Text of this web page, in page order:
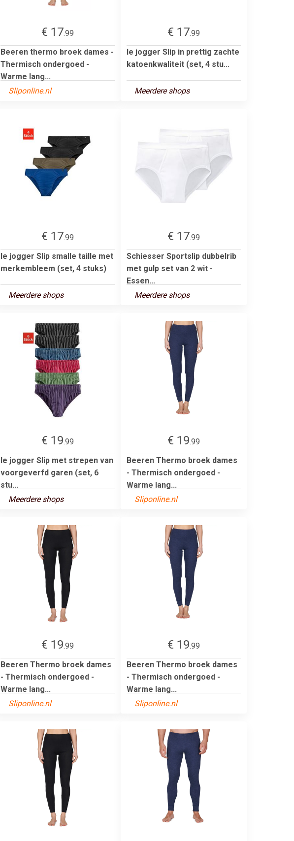
€ 17.99
Beeren thermo broek dames -
Thermisch ondergoed -
Warme lang...
Sliponline.nl
€ 17.99
le jogger Slip in prettig zachte
katoenkwaliteit (set, 4 stu...
Meerdere shops
€ 17.99
le jogger Slip smalle taille met
merkembleem (set, 4 stuks)
Meerdere shops
€ 17.99
Schiesser Sportslip dubbelrib
met gulp set van 2 wit -
Essen...
Meerdere shops
€ 19.99
le jogger Slip met strepen van
voorgeverfd garen (set, 6
stu...
Meerdere shops
€ 19.99
Beeren Thermo broek dames
- Thermisch ondergoed -
Warme lang...
Sliponline.nl
€ 19.99
Beeren Thermo broek dames
- Thermisch ondergoed -
Warme lang...
Sliponline.nl
€ 19.99
Beeren Thermo broek dames
- Thermisch ondergoed -
Warme lang...
Sliponline.nl